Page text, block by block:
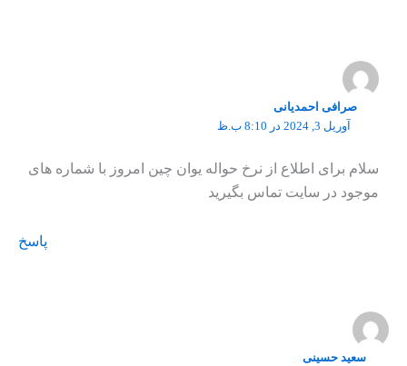
صرافی احمدیانی
آوریل 3, 2024 در 8:10 ب.ظ
سلام برای اطلاع از نرخ حواله یوان چین امروز با شماره های
موجود در سایت تماس بگیرید
پاسخ
سعید حسینی